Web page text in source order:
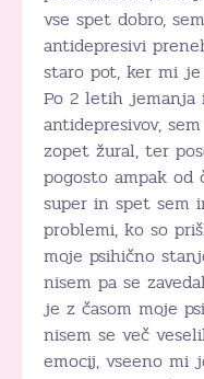
vse spet dobro,
antidepresivi
staro pot, ker mi
Po 2 letih jemanja
antidepresivov,
zopet žural, ter
pogosto ampak od
super in spet sem
problemi, ko so
moje psihično
nisem pa se
je z časom moje
nisem se več
emocij, vseeno mi